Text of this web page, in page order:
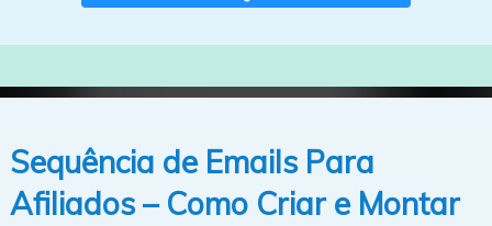
Sequência de Emails Para
Afiliados – Como Criar e Montar